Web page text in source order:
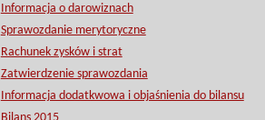
Informacja o darowiznach
Sprawozdanie merytoryczne
Rachunek zysków i strat
Zatwierdzenie sprawozdania
Informacja dodatkwowa i objaśnienia do bilansu